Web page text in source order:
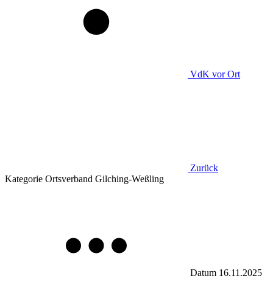
VdK vor Ort
Zurück
Kategorie Ortsverband Gilching-Weßling
Datum 16.11.2025